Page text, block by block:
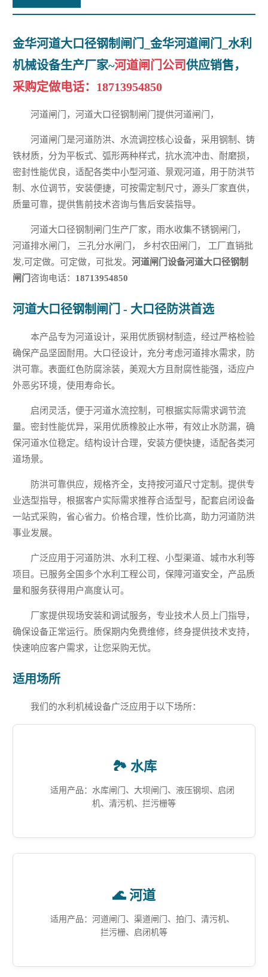
金华河道大口径钢制闸门_金华河道闸门_水利
机械设备生产厂家~河道闸门公司供应销售，
采购定做电话： 18713954850
河道闸门，河道大口径钢制闸门提供河道闸门，
河道闸门是河道防洪、水流调控核心设备，采用钢制、铸
铁材质，分为平板式、弧形两种样式，抗水流冲击、耐磨损，
密封性能优良，适配各类中小型河道、景观河道，用于防洪节
制、水位调节，安装便捷，可按需定制尺寸，源头厂家直供，
质量可靠，提供售前技术咨询与售后安装指导。
河道大口径钢制闸门生产厂家，雨水收集不锈钢闸门，
河道排水闸门， 三孔分水闸门， 乡村农田闸门， 工厂直销批
发,可定做。可定做，可批发。河道闸门设备河道大口径钢制
闸门 咨询电话： 18713954850
河道大口径钢制闸门 - 大口径防洪首选
本产品专为河道设计，采用优质钢材制造，经过严格检验
确保产品坚固耐用。大口径设计，充分考虑河道排水需求，防
洪可靠。表面红色防腐涂装，美观大方且耐腐性能强，适应户
外恶劣环境，使用寿命长。
启闭灵活，便于河道水流控制，可根据实际需求调节流
量。密封性能优异，采用优质橡胶止水带，有效止水防漏，确
保河道水位稳定。结构设计合理，安装方便快捷，适配各类河
道场景。
防洪可靠供应，规格齐全，支持按河道尺寸定制。提供专
业选型指导，根据客户实际需求推荐合适型号，配套启闭设备
一站式采购，省心省力。价格合理，性价比高，助力河道防洪
事业发展。
广泛应用于河道防洪、水利工程、小型渠道、城市水利等
项目。已服务全国多个水利工程公司，保障河道安全，产品质
量和服务获得用户高度认可。
厂家提供现场安装和调试服务，专业技术人员上门指导，
确保设备正常运行。质保期内免费维修，终身提供技术支持，
快速响应客户需求，让您采购无忧。
适用场所
我们的水利机械设备广泛应用于以下场所：
🏞️ 水库
适用产品：水库闸门、大坝闸门、液压钢坝、启闭
机、清污机、拦污栅等
🌊 河道
适用产品：河道闸门、渠道闸门、拍门、清污机、
拦污栅、启闭机等